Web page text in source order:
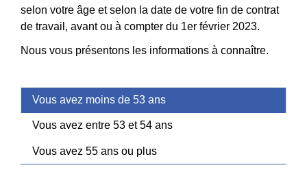
selon votre âge et selon la date de votre fin de contrat
de travail, avant ou à compter du 1er février 2023.
Nous vous présentons les informations à connaître.
Vous avez moins de 53 ans
Vous avez entre 53 et 54 ans
Vous avez 55 ans ou plus